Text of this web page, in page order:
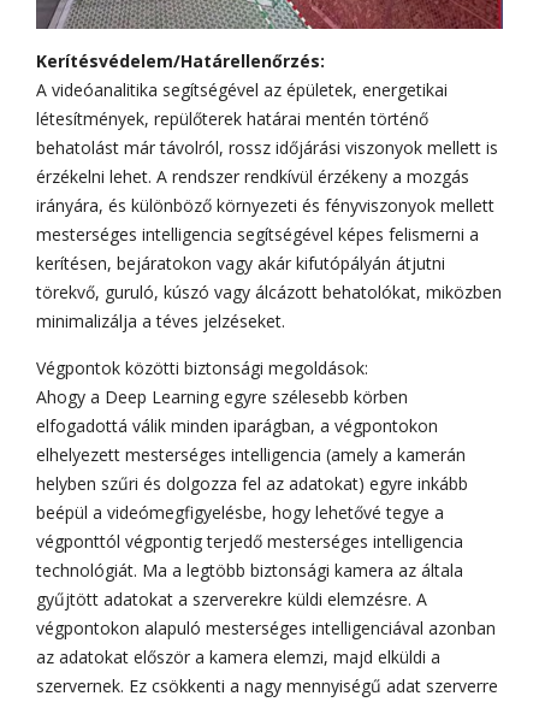
Kerítésvédelem/Határellenőrzés:
A videóanalitika segítségével az épületek, energetikai
létesítmények, repülőterek határai mentén történő
behatolást már távolról, rossz időjárási viszonyok mellett is
érzékelni lehet. A rendszer rendkívül érzékeny a mozgás
irányára, és különböző környezeti és fényviszonyok mellett
mesterséges intelligencia segítségével képes felismerni a
kerítésen, bejáratokon vagy akár kifutópályán átjutni
törekvő, guruló, kúszó vagy álcázott behatolókat, miközben
minimalizálja a téves jelzéseket.
Végpontok közötti biztonsági megoldások:
Ahogy a Deep Learning egyre szélesebb körben
elfogadottá válik minden iparágban, a végpontokon
elhelyezett mesterséges intelligencia (amely a kamerán
helyben szűri és dolgozza fel az adatokat) egyre inkább
beépül a videómegfigyelésbe, hogy lehetővé tegye a
végponttól végpontig terjedő mesterséges intelligencia
technológiát. Ma a legtöbb biztonsági kamera az általa
gyűjtött adatokat a szerverekre küldi elemzésre. A
végpontokon alapuló mesterséges intelligenciával azonban
az adatokat először a kamera elemzi, majd elküldi a
szervernek. Ez csökkenti a nagy mennyiségű adat szerverre